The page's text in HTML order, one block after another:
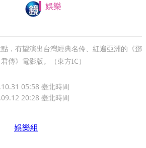
娛樂
，有望演出台灣經典名伶、紅遍亞洲的《鄧
君傳》電影版。（東方IC）
05:58 臺北時間
20:28 臺北時間
娛樂組